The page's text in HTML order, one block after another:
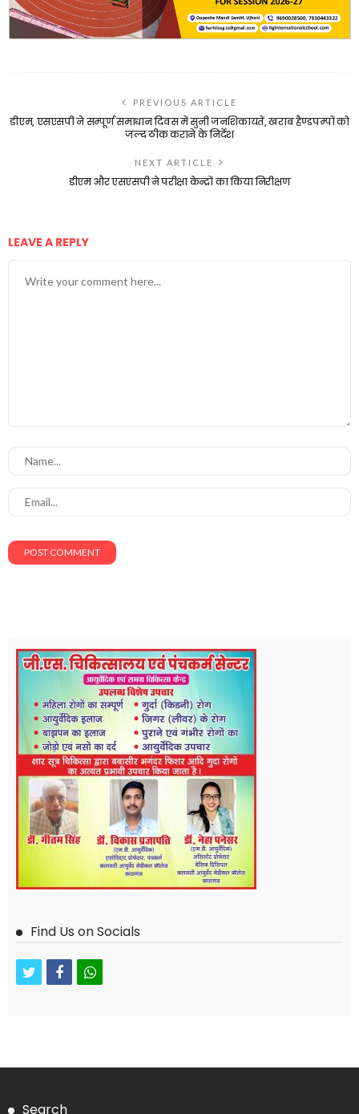
PREVIOUS ARTICLE
डीएम, एसएसपी ने सम्पूर्ण समाधान दिवस में सुनी जनशिकायतें, खराब हैण्डपम्पों को
जल्द ठीक कराने के निर्देश
NEXT ARTICLE
डीएम और एसएसपी ने परीक्षा केन्द्रों का किया निरीक्षण
LEAVE A REPLY
Find Us on Socials
twitterfacebookwhatsapp
Search